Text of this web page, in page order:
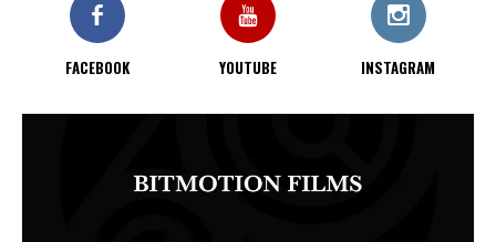
FACEBOOK YOUTUBE INSTAGRAM